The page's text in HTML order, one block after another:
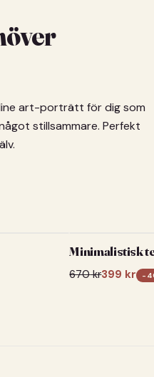
art-porträtt för dig som
stillsammare. Perfekt
Minimalistisk
670kr399 kr -